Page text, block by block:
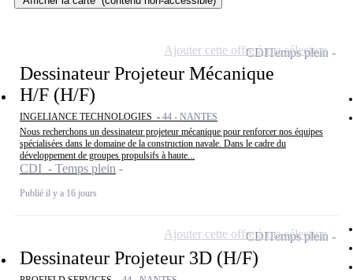
Dessinateur Projeteur Mécanique
H/F (H/F)
INGELIANCE TECHNOLOGIES - 44 - NANTES
Nous recherchons un dessinateur projeteur mécanique pour renforcer nos équipes
spécialisées dans le domaine de la construction navale. Dans le cadre du
développement de groupes propulsifs à haute...
CDI - Temps plein
Publié il y a 16 jours
CDITemps plein
Ajouter cette offre à ma sélection
Dessinateur Projeteur 3D (H/F)
CDITemps plein
Ajouter cette offre à ma sélection